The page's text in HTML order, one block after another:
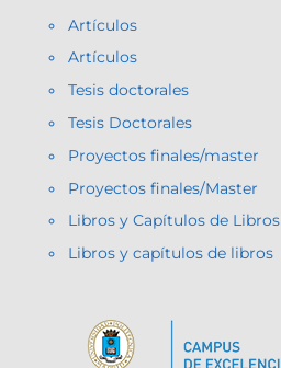
Artículos
Artículos
Tesis doctorales
Tesis Doctorales
Proyectos finales/master
Proyectos finales/Master
Libros y Capítulos de Libros
Libros y capítulos de libros